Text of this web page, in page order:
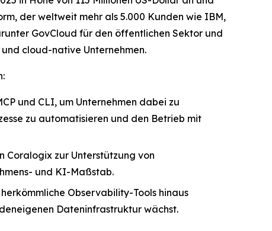
der weltweit mehr als 5.000 Kunden wie IBM,
GovCloud für den öffentlichen Sektor und
cloud-native Unternehmen.
und CLI, um Unternehmen dabei zu
zu automatisieren und den Betrieb mit
zur Unterstützung von
und KI-Maßstab.
Observability-Tools hinaus
Dateninfrastruktur wächst.